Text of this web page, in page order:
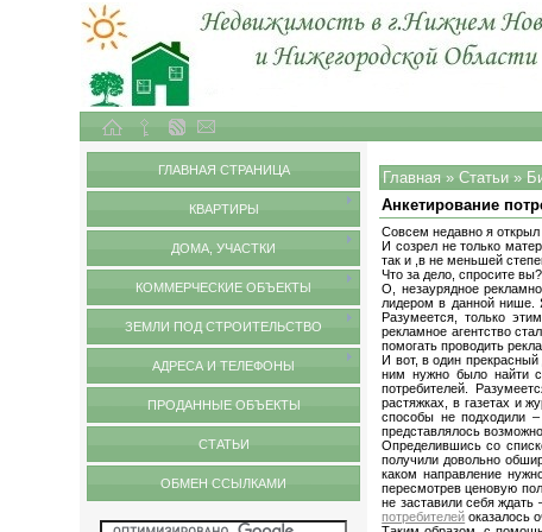
ГЛАВНАЯ СТРАНИЦА
КВАРТИРЫ
ДОМА, УЧАСТКИ
КОММЕРЧЕСКИЕ ОБЪЕКТЫ
ЗЕМЛИ ПОД СТРОИТЕЛЬСТВО
АДРЕСА И ТЕЛЕФОНЫ
ПРОДАННЫЕ ОБЪЕКТЫ
СТАТЬИ
ОБМЕН ССЫЛКАМИ
Главная »Статьи »
Анкетирование
Совсем недавно я открыл
И созрел не только
так и ,в не меньшей
Что за дело, спросите вы?
О, незаурядное
лидером в данной нише.
Разумеется, только
рекламное агентство
помогать проводить
И вот, в один
ним нужно было найти
потребителей.
растяжках, в газетах и
способы не подходили
представлялось
Определившись со
получили довольно
каком направление
пересмотрев ценовую
не заставили себя ждать
потребителей оказалось